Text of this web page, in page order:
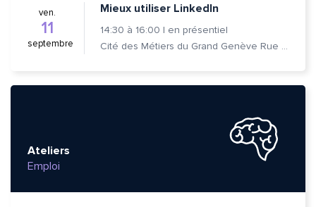
ven.
11
septembre
Mieux utiliser LinkedIn
14:30 à 16:00 | en présentiel
Cité des Métiers du Grand Genève Rue Prévost-Martin 6 1205 Genève
Ateliers
Emploi